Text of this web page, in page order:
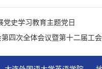
党史学习教育主题党日
四次全体会议暨第十二届工